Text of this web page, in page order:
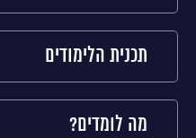
תכנית הלימודים
?מה לומדים